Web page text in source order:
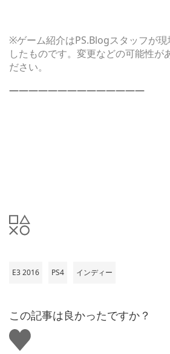
※ゲーム紹介はPS.Blogスタッフが
したものです。変更などの可能性が
ださい。
——————————————
E3 2016 PS4 インディー
この記事は良かったですか？
い
い